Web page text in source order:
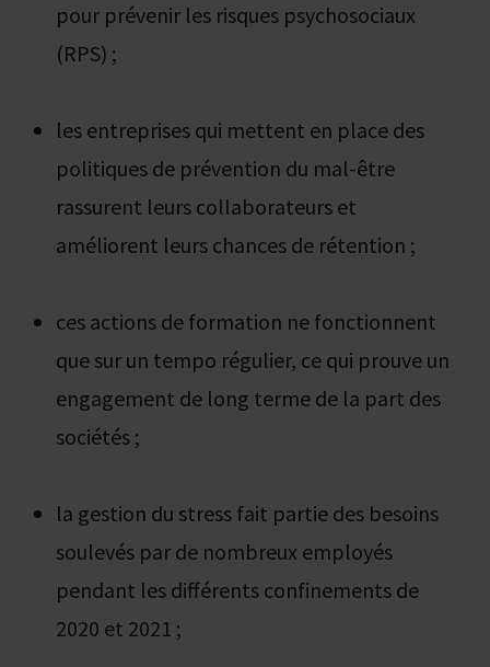
pour prévenir les risques psychosociaux
(RPS) ;
les entreprises qui mettent en place des
politiques de prévention du mal-être
rassurent leurs collaborateurs et
améliorent leurs chances de rétention ;
ces actions de formation ne fonctionnent
que sur un tempo régulier, ce qui prouve un
engagement de long terme de la part des
sociétés ;
la gestion du stress fait partie des besoins
soulevés par de nombreux employés
pendant les différents confinements de
2020 et 2021 ;